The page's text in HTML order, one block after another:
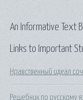
Links to Important
Нравственный идеал
Решебник по русскому
An Informative Text